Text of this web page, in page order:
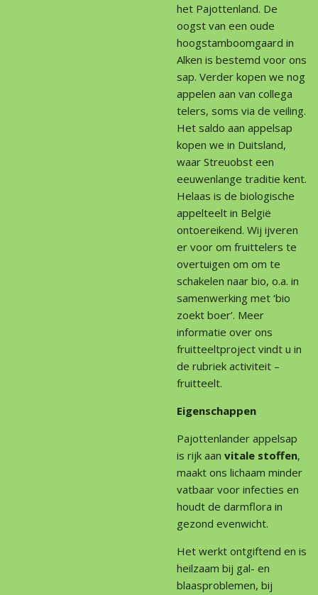
het Pajottenland. De
oogst van een oude
hoogstamboomgaard in
Alken is bestemd voor ons
sap. Verder kopen we nog
appelen aan van collega
telers, soms via de veiling.
Het saldo aan appelsap
kopen we in Duitsland,
waar Streuobst een
eeuwenlange traditie kent.
Helaas is de biologische
appelteelt in België
ontoereikend. Wij ijveren
er voor om fruittelers te
overtuigen om om te
schakelen naar bio, o.a. in
samenwerking met ‘bio
zoekt boer’. Meer
informatie over ons
fruitteeltproject vindt u in
de rubriek activiteit –
fruitteelt.
Eigenschappen
Pajottenlander appelsap
is rijk aan vitale stoffen,
maakt ons lichaam minder
vatbaar voor infecties en
houdt de darmflora in
gezond evenwicht.
Het werkt ontgiftend en is
heilzaam bij gal- en
blaasproblemen, bij